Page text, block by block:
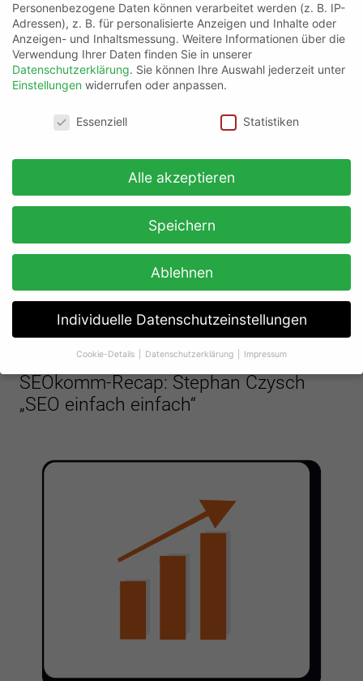
Veranstaltungen
SEOkomm-Recap: Stephan Czysch
„SEO einfach einfach“
Personenbezogene Daten können verarbeitet werden (z. B. IP-
Adressen), z. B. für personalisierte Anzeigen und Inhalte oder
Anzeigen- und Inhaltsmessung. Weitere Informationen über die
Verwendung Ihrer Daten finden Sie in unserer
Datenschutzerklärung. Sie können Ihre Auswahl jederzeit unter
Einstellungen widerrufen oder anpassen.
Essenziell
Statistiken
Alle akzeptieren
Speichern
Ablehnen
Individuelle Datenschutzeinstellungen
Cookie-Details Datenschutzerklärung Impressum
Datenschutzeinstellungen
Wenn Sie unter 16 Jahre alt sind und Ihre Zustimmung zu
freiwilligen Diensten geben möchten, müssen Sie Ihre
Website. Einige von ihnen sind essenziell, während andere uns
Adressen), z. B. für personalisierte Anzeigen und Inhalte oder
Anzeigen- und Inhaltsmessung. Weitere Informationen über die
Verwendung Ihrer Daten finden Sie in unserer
Datenschutzerklärung.
Sie können Ihre Einwilligung zu ganzen Kategorien geben oder
Zurück